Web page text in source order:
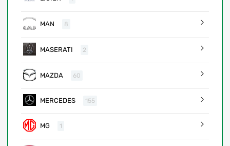
MAN 8
MASERATI 2
MAZDA 60
MERCEDES 155
MG 1